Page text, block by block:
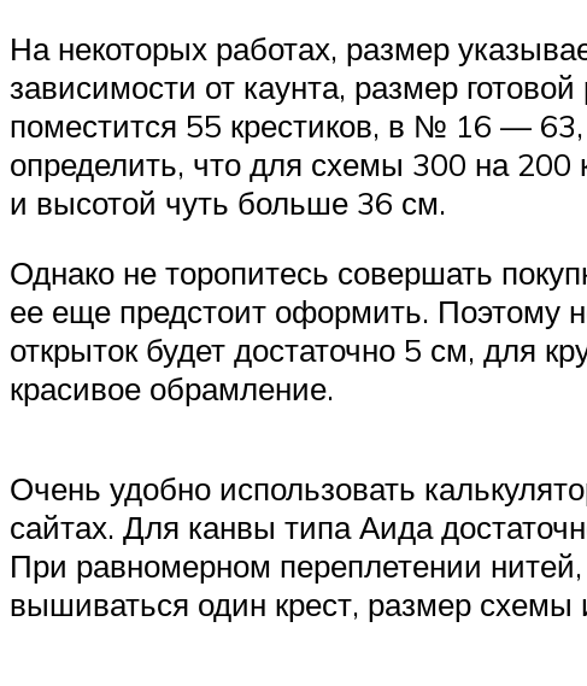
На некоторых работах, размер
зависимости от каунта, размер
поместится 55 крестиков, в № 16 —
определить, что для схемы 300 на 200
и высотой чуть больше 36 см.
Однако не торопитесь совершать
ее еще предстоит оформить. Поэтому
открыток будет достаточно 5 см, для
красивое обрамление.
Очень удобно использовать
сайтах. Для канвы типа Аида
При равномерном переплетении нитей,
вышиваться один крест, размер